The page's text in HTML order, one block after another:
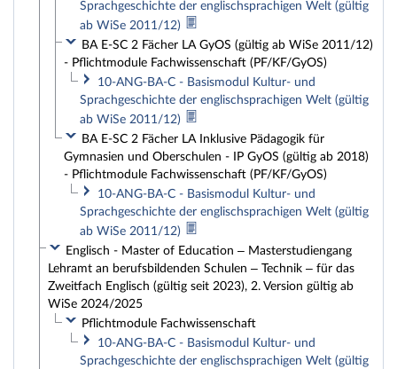
Sprachgeschichte der englischsprachigen Welt (gültig
ab WiSe 2011/12)
BA E-SC 2 Fächer LA GyOS (gültig ab WiSe 2011/12)
- Pflichtmodule Fachwissenschaft (PF/KF/GyOS)
10-ANG-BA-C - Basismodul Kultur- und
Sprachgeschichte der englischsprachigen Welt (gültig
ab WiSe 2011/12)
BA E-SC 2 Fächer LA Inklusive Pädagogik für
Gymnasien und Oberschulen - IP GyOS (gültig ab 2018)
- Pflichtmodule Fachwissenschaft (PF/KF/GyOS)
10-ANG-BA-C - Basismodul Kultur- und
Sprachgeschichte der englischsprachigen Welt (gültig
ab WiSe 2011/12)
Englisch - Master of Education – Masterstudiengang
Lehramt an berufsbildenden Schulen – Technik – für das
Zweitfach Englisch (gültig seit 2023), 2. Version gültig ab
WiSe 2024/2025
Pflichtmodule Fachwissenschaft
10-ANG-BA-C - Basismodul Kultur- und
Sprachgeschichte der englischsprachigen Welt (gültig